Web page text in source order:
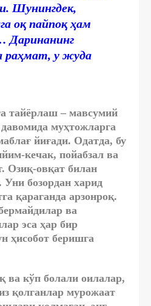
Шунингдек,
оқ пайпоқ ҳам
Даринанинг
раҳмат, у жуда
тайёрлаш – мавсумий
муҳтожларга
йиғади. Одатда, бу
кечак, пойабзал ва
Озиқ-овқат билан
бозордан харид
қараганда арзонроқ.
ва
эса ҳар бир
ҳисобот беришга
ва кўп болали оилалар,
қолганлар мурожаат